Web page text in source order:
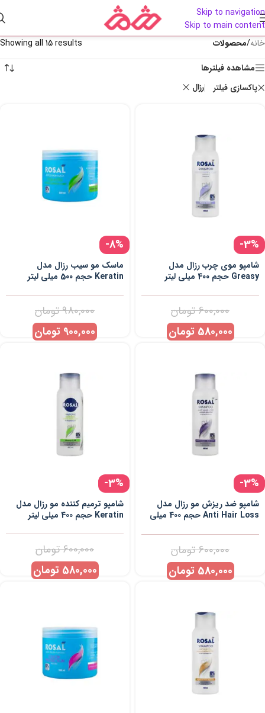
Skip to navigation
Skip to main content
خانه/محصولات
Showing all 15 results
مشاهده فیلترها
پاکسازی فیلتر رزال
-3%
شامپو موی چرب رزال مدل
Greasy حجم 400 میلی لیتر
600,000تومان
580,000 تومان
-8%
ماسک مو سیب رزال مدل
Keratin حجم 500 میلی لیتر
980,000تومان
900,000 تومان
-3%
شامپو ضد ریزش مو رزال مدل
Anti Hair Loss حجم 400 میلی
600,000تومان
580,000 تومان
-3%
شامپو ترمیم کننده مو رزال مدل
Keratin حجم 400 میلی لیتر
600,000تومان
580,000 تومان